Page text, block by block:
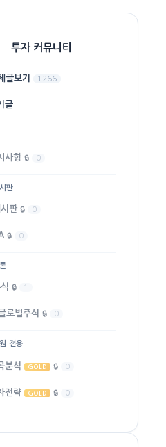
투자 커뮤니티
글보기 1266
글
사항 🔒 0
판
판 🔒 0
🔒 0
🔒 1
로벌주식 🔒 0
전용
분석 GOLD 🔒 0
전략 GOLD 🔒 0